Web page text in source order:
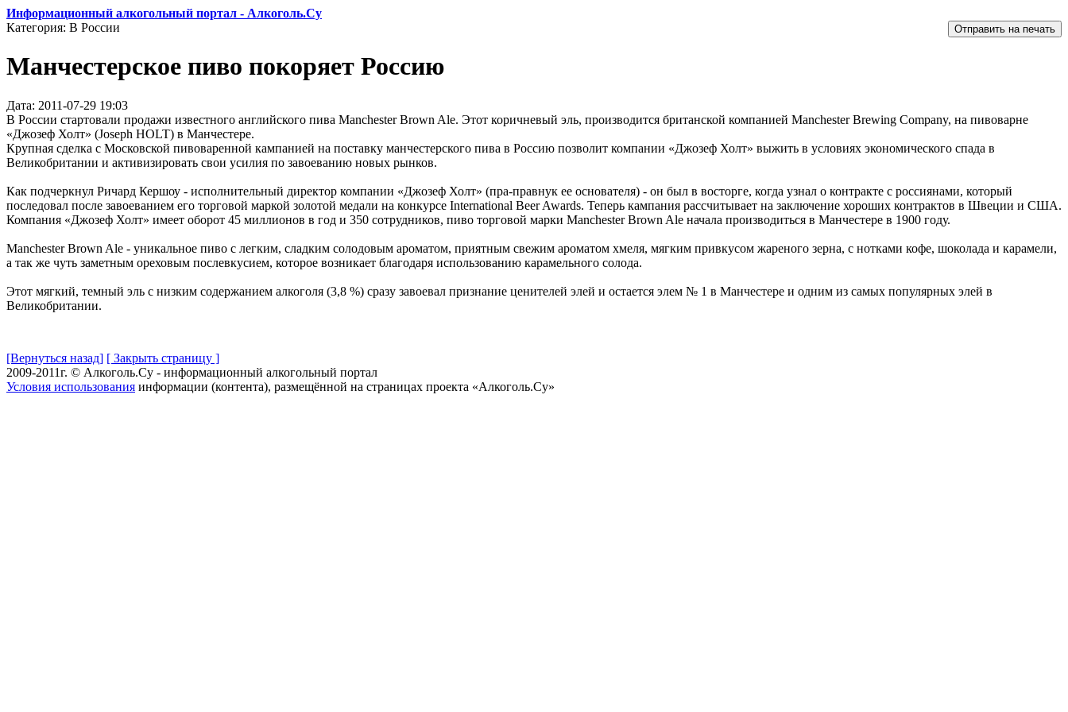
Информационный алкогольный портал - Алкоголь.Су
Категория: В России
Манчестерское пиво покоряет Россию
Дата: 2011-07-29 19:03
В России стартовали продажи известного английского пива Manchester Brown Ale. Этот коричневый эль, производится британской компанией Manchester Brewing Company, на пивоварне
«Джозеф Холт» (Joseph HOLT) в Манчестере.
Крупная сделка с Московской пивоваренной кампанией на поставку манчестерского пива в Россию позволит компании «Джозеф Холт» выжить в условиях экономического спада в
Великобритании и активизировать свои усилия по завоеванию новых рынков.
Как подчеркнул Ричард Кершоу - исполнительный директор компании «Джозеф Холт» (пра-правнук ее основателя) - он был в восторге, когда узнал о контракте с россиянами, который
последовал после завоеванием его торговой маркой золотой медали на конкурсе International Beer Awards. Теперь кампания рассчитывает на заключение хороших контрактов в Швеции и США.
Компания «Джозеф Холт» имеет оборот 45 миллионов в год и 350 сотрудников, пиво торговой марки Manchester Brown Ale начала производиться в Манчестере в 1900 году.
Manchester Brown Ale - уникальное пиво с легким, сладким солодовым ароматом, приятным свежим ароматом хмеля, мягким привкусом жареного зерна, с нотками кофе, шоколада и карамели,
а так же чуть заметным ореховым послевкусием, которое возникает благодаря использованию карамельного солода.
Этот мягкий, темный эль с низким содержанием алкоголя (3,8 %) сразу завоевал признание ценителей элей и остается элем № 1 в Манчестере и одним из самых популярных элей в
Великобритании.
[Вернуться назад] [ Закрыть страницу ]
2009-2011г. © Алкоголь.Су - информационный алкогольный портал
Условия использования информации (контента), размещённой на страницах проекта «Алкоголь.Су»